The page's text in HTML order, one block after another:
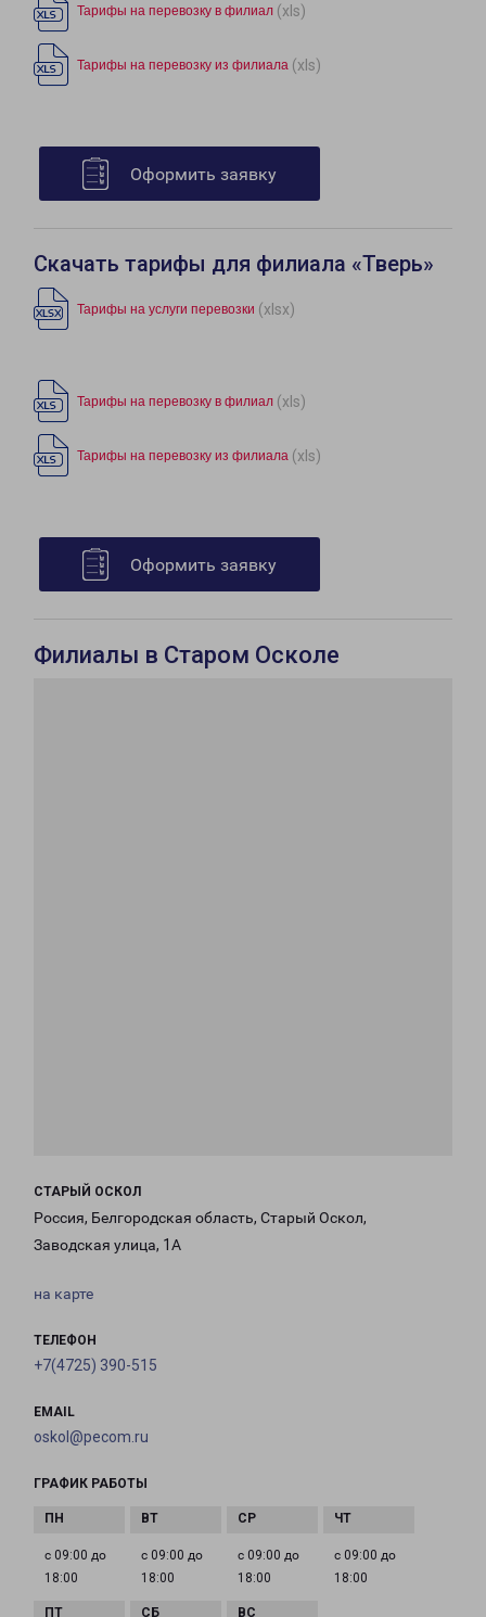
Тарифы на перевозку в филиал (xls)
Тарифы на перевозку из филиала (xls)
Оформить заявку
Скачать тарифы для филиала «Тверь»
Тарифы на услуги перевозки (xlsx)
Тарифы на перевозку в филиал (xls)
Тарифы на перевозку из филиала (xls)
Оформить заявку
Филиалы в Старом Осколе
СТАРЫЙ ОСКОЛ
Россия, Белгородская область, Старый Оскол,
Заводская улица, 1А
на карте
ТЕЛЕФОН
+7(4725) 390-515
EMAIL
oskol@pecom.ru
ГРАФИК РАБОТЫ
с 09:00 до
18:00
с 09:00 до
18:00
с 09:00 до
18:00
с 09:00 до
18:00